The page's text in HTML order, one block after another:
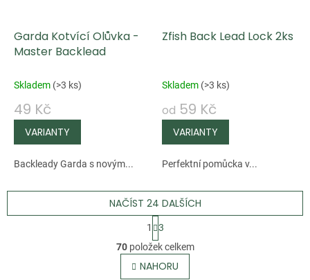
Garda Kotvící Olůvka -
Master Backlead
Skladem (>3 ks)
49 Kč
Backleady Garda s novým...
Zfish Back Lead Lock 2ks
Skladem (>3 ks)
od 59 Kč
Perfektní pomůcka v...
O
v
NAČÍST 24 DALŠÍCH
S
t
r
á
1
3
70položek celkem
NAHORU